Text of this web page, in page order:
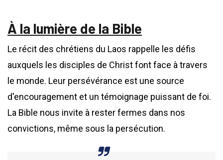
À la lumière de la Bible
Le récit des chrétiens du Laos rappelle les défis
auxquels les disciples de Christ font face à travers
le monde. Leur persévérance est une source
d'encouragement et un témoignage puissant de foi.
La Bible nous invite à rester fermes dans nos
convictions, même sous la persécution.